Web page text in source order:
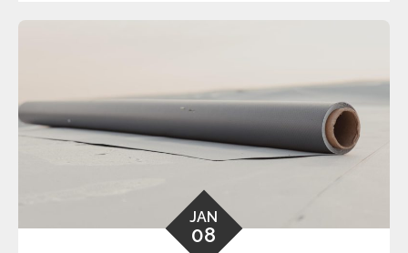
JAN
08